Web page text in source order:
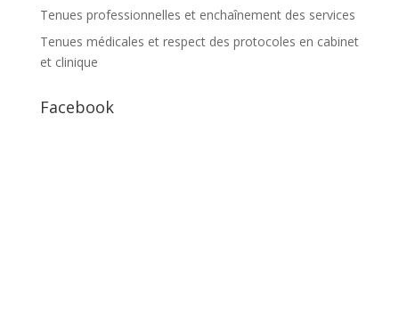
Tenues professionnelles et enchaînement des services
Tenues médicales et respect des protocoles en cabinet
et clinique
Facebook